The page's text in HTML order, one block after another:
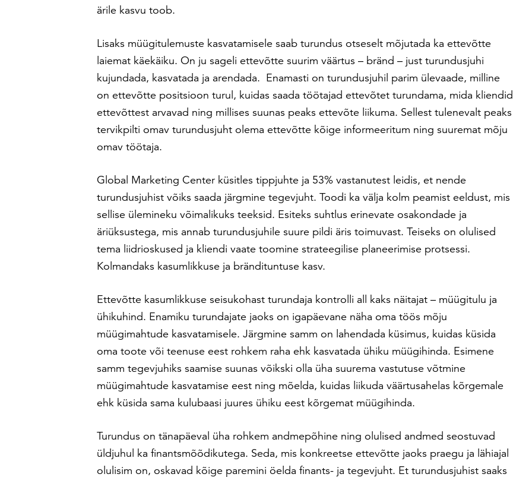
ärile kasvu toob.
Lisaks müügitulemuste kasvatamisele saab turundus otseselt mõjutada ka ettevõtte
laiemat käekäiku. On ju sageli ettevõtte suurim väärtus – bränd – just turundusjuhi
kujundada, kasvatada ja arendada. Enamasti on turundusjuhil parim ülevaade, milline
on ettevõtte positsioon turul, kuidas saada töötajad ettevõtet turundama, mida kliendid
ettevõttest arvavad ning millises suunas peaks ettevõte liikuma. Sellest tulenevalt peaks
tervikpilti omav turundusjuht olema ettevõtte kõige informeeritum ning suuremat mõju
omav töötaja.
Global Marketing Center küsitles tippjuhte ja 53% vastanutest leidis, et nende
turundusjuhist võiks saada järgmine tegevjuht. Toodi ka välja kolm peamist eeldust, mis
sellise ülemineku võimalikuks teeksid. Esiteks suhtlus erinevate osakondade ja
äriüksustega, mis annab turundusjuhile suure pildi äris toimuvast. Teiseks on olulised
tema liidrioskused ja kliendi vaate toomine strateegilise planeerimise protsessi.
Kolmandaks kasumlikkuse ja brändituntuse kasv.
Ettevõtte kasumlikkuse seisukohast turundaja kontrolli all kaks näitajat – müügitulu ja
ühikuhind. Enamiku turundajate jaoks on igapäevane näha oma töös mõju
müügimahtude kasvatamisele. Järgmine samm on lahendada küsimus, kuidas küsida
oma toote või teenuse eest rohkem raha ehk kasvatada ühiku müügihinda. Esimene
samm tegevjuhiks saamise suunas võikski olla üha suurema vastutuse võtmine
müügimahtude kasvatamise eest ning mõelda, kuidas liikuda väärtusahelas kõrgemale
ehk küsida sama kulubaasi juures ühiku eest kõrgemat müügihinda.
Turundus on tänapäeval üha rohkem andmepõhine ning olulised andmed seostuvad
üldjuhul ka finantsmõõdikutega. Seda, mis konkreetse ettevõtte jaoks praegu ja lähiajal
olulisim on, oskavad kõige paremini öelda finants- ja tegevjuht. Et turundusjuhist saaks